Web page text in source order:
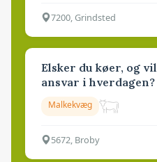
7200, Grindsted
Elsker du køer, og
ansvar i hverdagen?
Malkekvæg
5672, Broby